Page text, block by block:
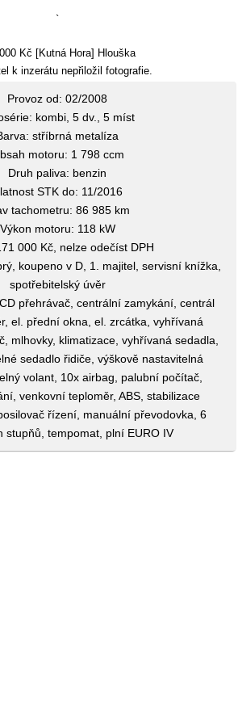
`
Kč [Kutná Hora] Hlouška
k inzerátu nepřiložil fotografie.
Provoz od: 02/2008
kombi, 5 dv., 5 míst
stříbrná metalíza
motoru: 1 798 ccm
Druh paliva: benzin
STK do: 11/2016
tachometru: 86 985 km
Výkon motoru: 118 kW
000 Kč, nelze odečíst DPH
koupeno v D, 1. majitel, servisní knížka,
spotřebitelský úvěr
přehrávač, centrální zamykání, centrál
el. přední okna, el. zrcátka, vyhřívaná
mlhovky, klimatizace, vyhřívaná sedadla,
sedadlo řidiče, výškově nastavitelná
volant, 10x airbag, palubní počítač,
venkovní teploměr, ABS, stabilizace
řízení, manuální převodovka, 6
stupňů, tempomat, plní EURO IV